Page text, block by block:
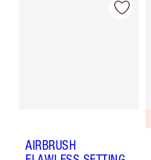
AIRBRUSH